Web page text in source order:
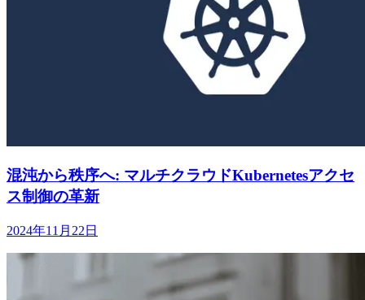
混沌から秩序へ: マルチクラウドKubernetesアクセ
ス制御の革新
2024年11月22日